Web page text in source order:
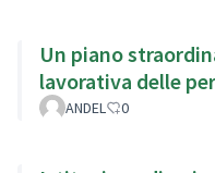
Un piano
lavorativa delle
ANDEL 0